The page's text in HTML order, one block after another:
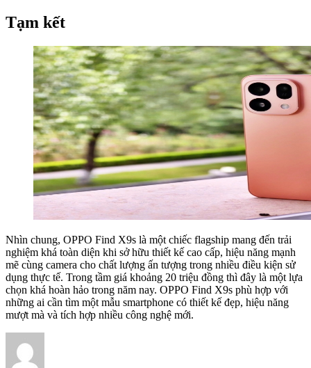
Tạm kết
Nhìn chung, OPPO Find X9s là một chiếc flagship mang đến trải
nghiệm khá toàn diện khi sở hữu thiết kế cao cấp, hiệu năng mạnh
mẽ cùng camera cho chất lượng ấn tượng trong nhiều điều kiện sử
dụng thực tế. Trong tầm giá khoảng 20 triệu đồng thì đây là một lựa
chọn khá hoàn hảo trong năm nay. OPPO Find X9s phù hợp với
những ai cần tìm một mẫu smartphone có thiết kế đẹp, hiệu năng
mượt mà và tích hợp nhiều công nghệ mới.